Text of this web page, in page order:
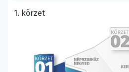
1. körzet